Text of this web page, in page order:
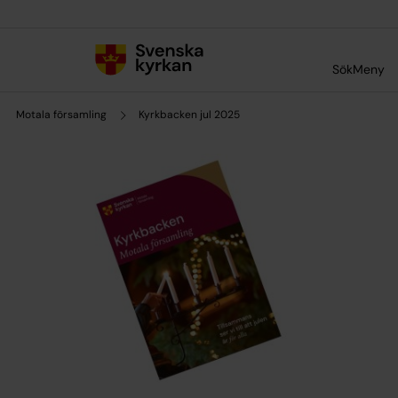
SökMeny
Motala församling Kyrkbacken jul 2025